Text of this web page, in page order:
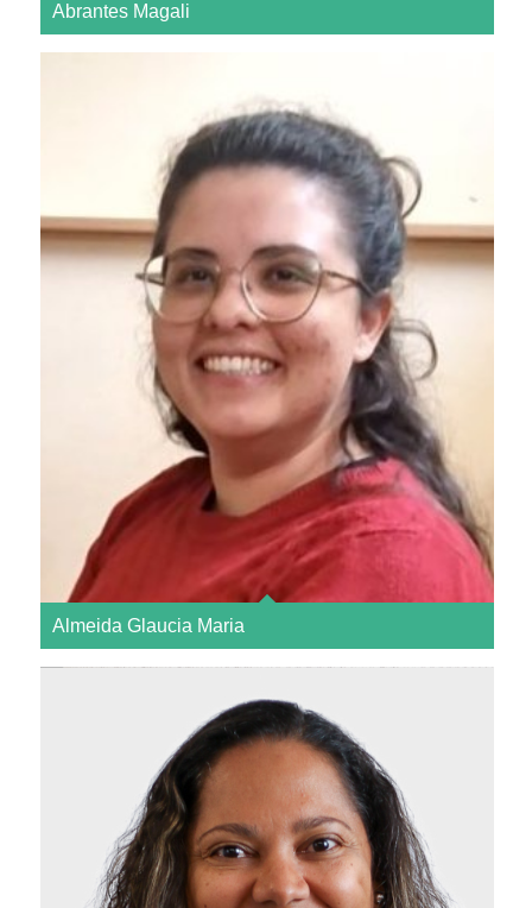
Abrantes Magali
Almeida Glaucia Maria